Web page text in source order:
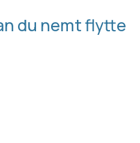
du nemt flytte